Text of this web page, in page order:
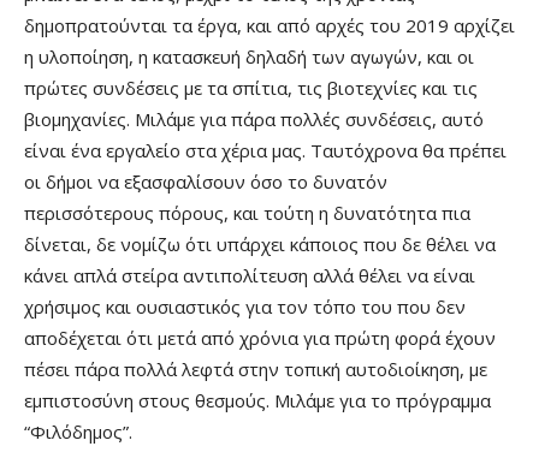
δημοπρατούνται τα έργα, και από αρχές του 2019 αρχίζει
η υλοποίηση, η κατασκευή δηλαδή των αγωγών, και οι
πρώτες συνδέσεις με τα σπίτια, τις βιοτεχνίες και τις
βιομηχανίες. Μιλάμε για πάρα πολλές συνδέσεις, αυτό
είναι ένα εργαλείο στα χέρια μας. Ταυτόχρονα θα πρέπει
οι δήμοι να εξασφαλίσουν όσο το δυνατόν
περισσότερους πόρους, και τούτη η δυνατότητα πια
δίνεται, δε νομίζω ότι υπάρχει κάποιος που δε θέλει να
κάνει απλά στείρα αντιπολίτευση αλλά θέλει να είναι
χρήσιμος και ουσιαστικός για τον τόπο του που δεν
αποδέχεται ότι μετά από χρόνια για πρώτη φορά έχουν
πέσει πάρα πολλά λεφτά στην τοπική αυτοδιοίκηση, με
εμπιστοσύνη στους θεσμούς. Μιλάμε για το πρόγραμμα
“Φιλόδημος”.